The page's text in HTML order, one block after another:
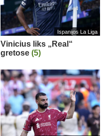
Ispanijos La Liga
Vinicius liks „Real“
gretose (5)